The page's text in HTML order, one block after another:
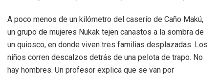
A poco menos de un kilómetro del caserío de Caño Makú,
un grupo de mujeres Nukak tejen canastos a la sombra de
un quiosco, en donde viven tres familias desplazadas. Los
niños corren descalzos detrás de una pelota de trapo. No
hay hombres. Un profesor explica que se van por